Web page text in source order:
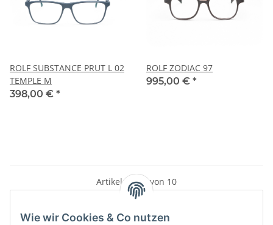
ROLF SUBSTANCE PRUT L 02
TEMPLE M
398,00 € *
ROLF ZODIAC 97
995,00 € *
Artikel 1 - 10 von 10
Wie wir Cookies & Co nutzen